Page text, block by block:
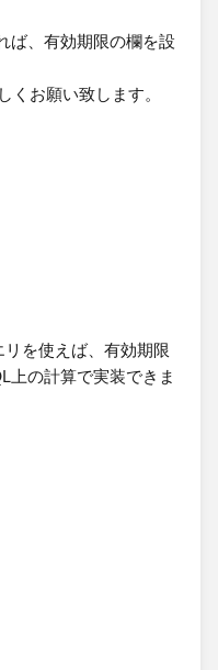
ば、有効期限の欄を設
くお願い致します。
を使えば、有効期限
上の計算で実装できま